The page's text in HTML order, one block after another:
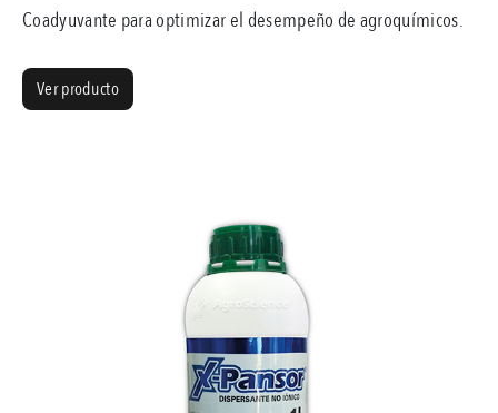
Coadyuvante para optimizar el desempeño de agroquímicos.
Ver producto